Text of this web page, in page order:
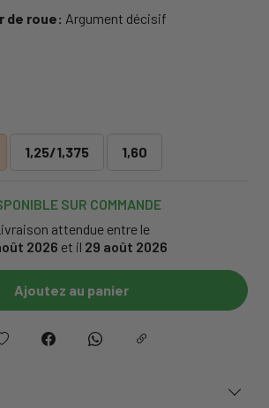
de roue: Argument décisif
1,25/1,375 1,60
SUR COMMANDE
attendue entre le
2026 et il 29 août 2026
Ajoutez au panier